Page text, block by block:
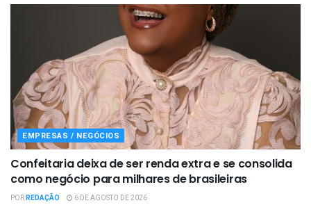
EMPRESAS / NEGÓCIOS
Confeitaria deixa de ser renda extra e se consolida
como negócio para milhares de brasileiras
PORREDAÇÃO 6 DE AGOSTO DE 2026